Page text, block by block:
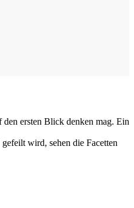
ersten Blick denken mag. Ein
wird, sehen die Facetten